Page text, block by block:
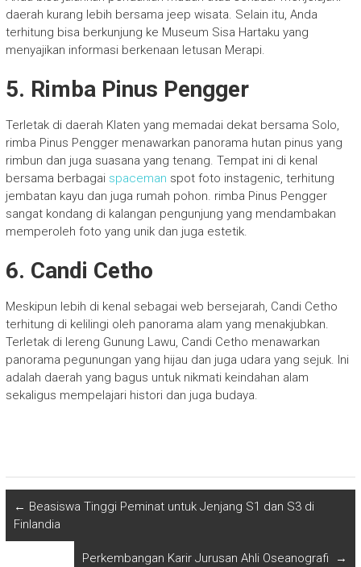
daerah kurang lebih bersama jeep wisata. Selain itu, Anda
terhitung bisa berkunjung ke Museum Sisa Hartaku yang
menyajikan informasi berkenaan letusan Merapi.
5. Rimba Pinus Pengger
Terletak di daerah Klaten yang memadai dekat bersama Solo,
rimba Pinus Pengger menawarkan panorama hutan pinus yang
rimbun dan juga suasana yang tenang. Tempat ini di kenal
bersama berbagai spaceman spot foto instagenic, terhitung
jembatan kayu dan juga rumah pohon. rimba Pinus Pengger
sangat kondang di kalangan pengunjung yang mendambakan
memperoleh foto yang unik dan juga estetik.
6. Candi Cetho
Meskipun lebih di kenal sebagai web bersejarah, Candi Cetho
terhitung di kelilingi oleh panorama alam yang menakjubkan.
Terletak di lereng Gunung Lawu, Candi Cetho menawarkan
panorama pegunungan yang hijau dan juga udara yang sejuk. Ini
adalah daerah yang bagus untuk nikmati keindahan alam
sekaligus mempelajari histori dan juga budaya.
← Beasiswa Tinggi Peminat untuk Jenjang S1 dan S3 di
Finlandia
Perkembangan Karir Jurusan Ahli Oseanografi →